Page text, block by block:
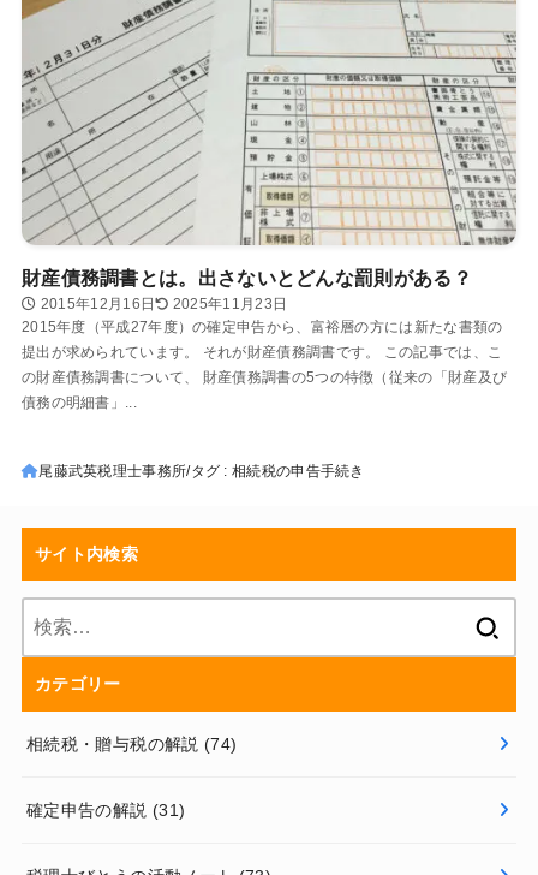
財産債務調書とは。出さないとどんな罰則がある？
2015年12月16日
2025年11月23日
2015年度（平成27年度）の確定申告から、富裕層の方には新たな書類の
提出が求められています。 それが財産債務調書です。 この記事では、こ
の財産債務調書について、 財産債務調書の5つの特徴（従来の「財産及び
債務の明細書」...
尾藤武英税理士事務所 タグ : 相続税の申告手続き
サイト内検索
カテゴリー
相続税・贈与税の解説 (74)
確定申告の解説 (31)